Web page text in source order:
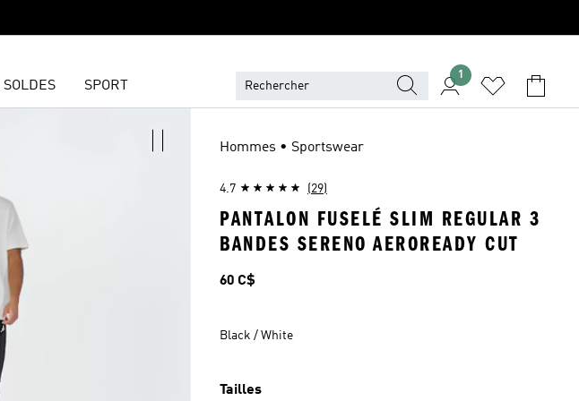
SOLDES SPORT
1
Hommes • Sportswear
4.7 (29)
PANTALON FUSELÉ SLIM REGULAR 3
BANDES SERENO AEROREADY CUT
Prix
60 C$
Black / White
Tailles